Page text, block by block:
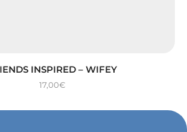
INSPIRED – WIFEY
17,00€